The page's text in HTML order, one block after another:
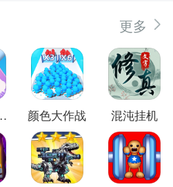
更多
好看 颜色大作战 混沌挂机